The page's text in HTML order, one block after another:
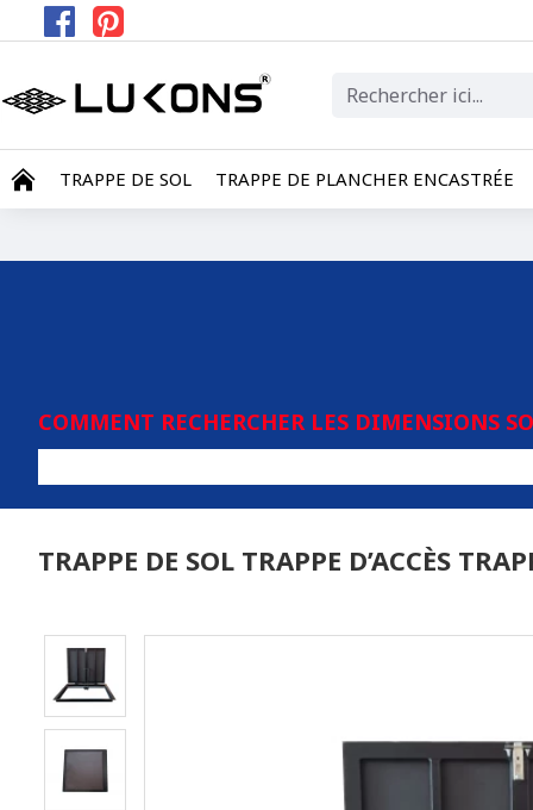
TRAPPE DE SOL TRAPPE DE PLANCHER ENCASTRÉE
COMMENT RECHERCHER LES DIMENSIONS
Tout
TRAPPE DE SOL TRAPPE D’ACCÈS